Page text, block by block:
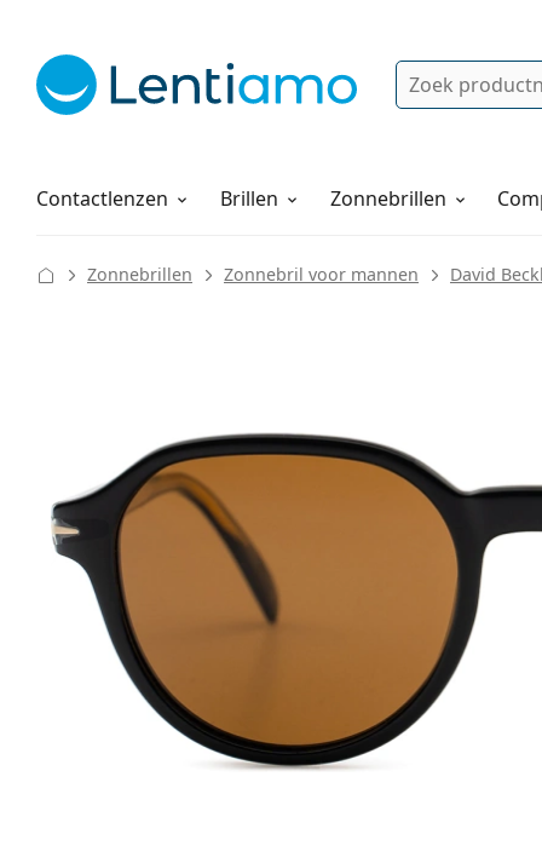
Zoek
Contactlenzen
Lenzenvloeistoffen Brillen Zonnebrillen
Hoe bestellen
Zonnebrillen Zonnebril voor mannen David
132 mm
Breedte
43 mm
Glashoogte
51 mm
Glasbreedte